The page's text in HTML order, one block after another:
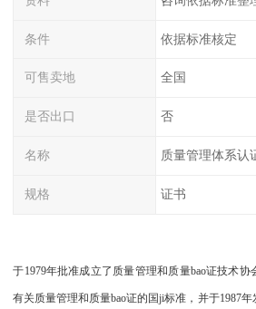
条件 依据标准核定
可售卖地 全国
是否出口 否
名称 质量管理体系认
规格 证书
于1979年批准成立了质量管理和质量bao证技术协
有关质量管理和质量bao证的国ji标准，并于1987